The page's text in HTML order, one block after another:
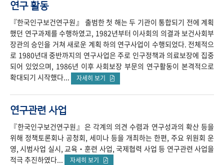
연구 활동
『한국인구보건연구원』 출범한 첫 해는 두 기관이 통합되기 전에 계획
했던 연구과제를 수행하였고, 1982년부터 이사회의 의결과 보건사회부
장관의 승인을 거쳐 새로운 계획 하의 연구사업이 수행되었다. 전체적으
로 1980년대 중반까지의 연구사업은 주로 인구정책과 의료보장에 집중
되어 있었으며, 1986년 이후 사회보장 부문의 연구활동이 본격적으로
확대되기 시작했다...
자세히 보기
연구관련 사업
『한국인구보건연구원』은 각계의 의견 수렴과 연구성과의 확산 등을
위해 정책토론회나 공청회, 세미나 등을 개최하는 한편, 주요 위원회 운
영, 시범사업 실시, 교육‧훈련 사업, 국제협력 사업 등 연구관련 사업을
적극 추진하였다...
자세히 보기